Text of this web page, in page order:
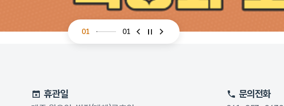
01 01
슬라이드 이전슬라이드 다음
휴관일 문의전화